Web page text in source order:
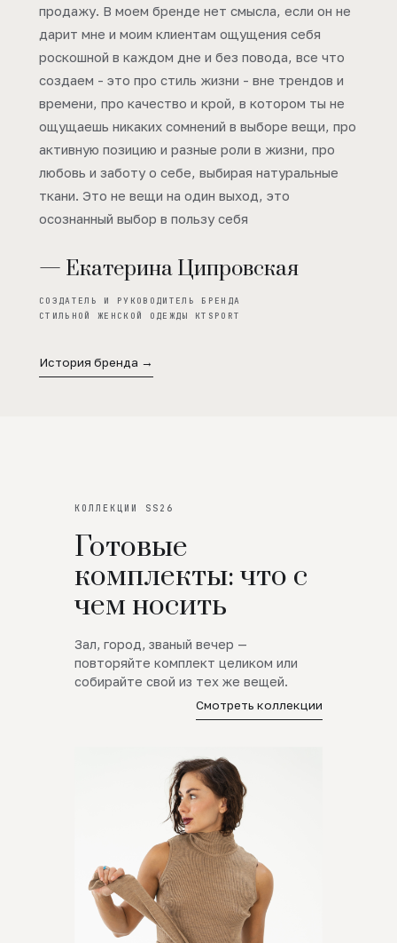
продажу. В моем бренде нет смысла, если он не
дарит мне и моим клиентам ощущения себя
роскошной в каждом дне и без повода, все что
создаем - это про стиль жизни - вне трендов и
времени, про качество и крой, в котором ты не
ощущаешь никаких сомнений в выборе вещи, про
активную позицию и разные роли в жизни, про
любовь и заботу о себе, выбирая натуральные
ткани. Это не вещи на один выход, это
осознанный выбор в пользу себя
— Екатерина Ципровская
СОЗДАТЕЛЬ И РУКОВОДИТЕЛЬ БРЕНДА
СТИЛЬНОЙ ЖЕНСКОЙ ОДЕЖДЫ KTSPORT
История бренда →
КОЛЛЕКЦИИ SS26
Готовые
комплекты: что с
чем носить
Зал, город, званый вечер —
повторяйте комплект целиком или
собирайте свой из тех же вещей.
Смотреть коллекции